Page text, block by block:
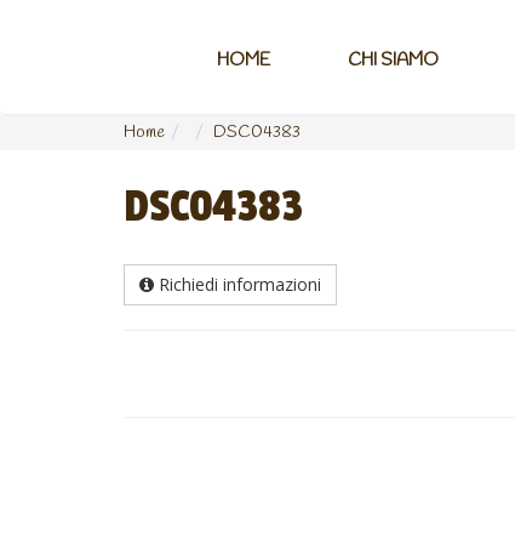
HOME CHI SIAMO
Home DSC04383
DSC04383
Richiedi informazioni